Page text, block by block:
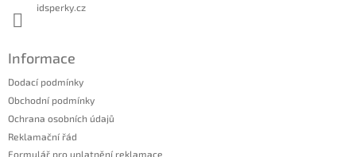
idsperky.cz
Informace
Dodací podmínky
Obchodní podmínky
Ochrana osobních údajů
Reklamační řád
Formulář pro uplatnění reklamace